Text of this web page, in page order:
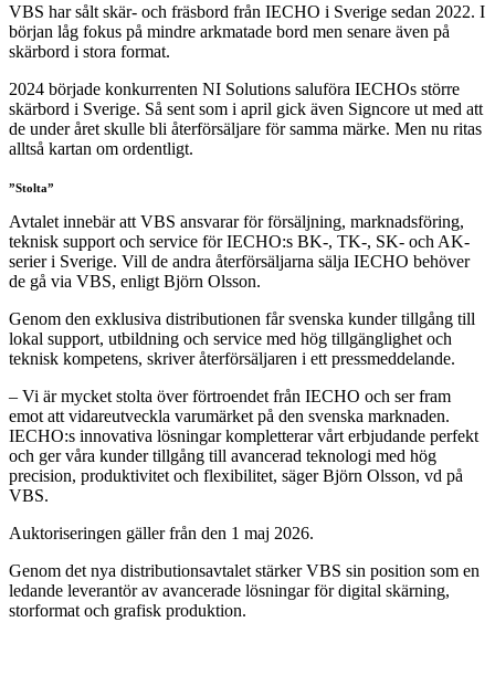
VBS har sålt skär- och fräsbord från IECHO i Sverige sedan 2022. I
början låg fokus på mindre arkmatade bord men senare även på
skärbord i stora format.
2024 började konkurrenten NI Solutions saluföra IECHOs större
skärbord i Sverige. Så sent som i april gick även Signcore ut med att
de under året skulle bli återförsäljare för samma märke. Men nu ritas
alltså kartan om ordentligt.
”Stolta”
Avtalet innebär att VBS ansvarar för försäljning, marknadsföring,
teknisk support och service för IECHO:s BK-, TK-, SK- och AK-
serier i Sverige. Vill de andra återförsäljarna sälja IECHO behöver
de gå via VBS, enligt Björn Olsson.
Genom den exklusiva distributionen får svenska kunder tillgång till
lokal support, utbildning och service med hög tillgänglighet och
teknisk kompetens, skriver återförsäljaren i ett pressmeddelande.
– Vi är mycket stolta över förtroendet från IECHO och ser fram
emot att vidareutveckla varumärket på den svenska marknaden.
IECHO:s innovativa lösningar kompletterar vårt erbjudande perfekt
och ger våra kunder tillgång till avancerad teknologi med hög
precision, produktivitet och flexibilitet, säger Björn Olsson, vd på
VBS.
Auktoriseringen gäller från den 1 maj 2026.
Genom det nya distributionsavtalet stärker VBS sin position som en
ledande leverantör av avancerade lösningar för digital skärning,
storformat och grafisk produktion.